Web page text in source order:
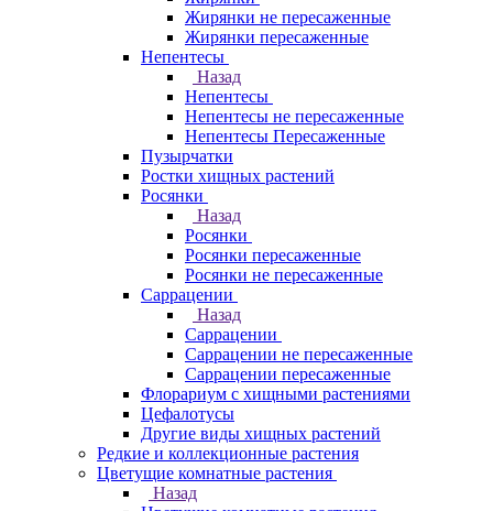
Жирянки не пересаженные
Жирянки пересаженные
Непентесы
Назад
Непентесы
Непентесы не пересаженные
Непентесы Пересаженные
Пузырчатки
Ростки хищных растений
Росянки
Назад
Росянки
Росянки пересаженные
Росянки не пересаженные
Саррацении
Назад
Саррацении
Саррацении не пересаженные
Саррацении пересаженные
Флорариум с хищными растениями
Цефалотусы
Другие виды хищных растений
Редкие и коллекционные растения
Цветущие комнатные растения
Назад